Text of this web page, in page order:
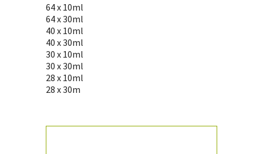
64 x 10ml
64 x 30ml
40 x 10ml
40 x 30ml
30 x 10ml
30 x 30ml
28 x 10ml
28 x 30m